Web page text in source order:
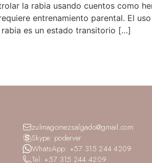
la rabia usando cuentos como
entrenamiento parental. El
es un estado transitorio […]
zulmagomezsalgado@gmail.com
Skype: poderver
WhatsApp: +57 315 244 4209
Tel: +57 315 244 4209